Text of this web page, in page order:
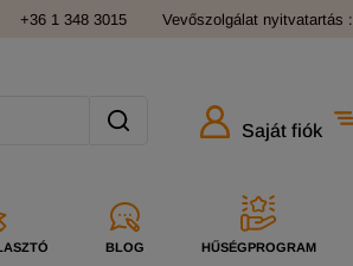
+36 1 348 3015 Vevőszolgálat nyitvatartás
Saját fiók
BLOG HŰSÉGPROGRAM